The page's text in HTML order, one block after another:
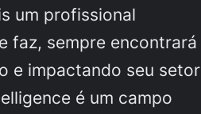
um profissional
faz, sempre encontrará
e impactando seu setor
é um campo